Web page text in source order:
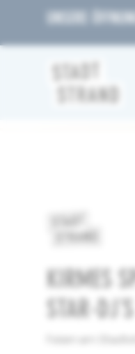
UNSERE
KIRMES
STAR-DJ´S